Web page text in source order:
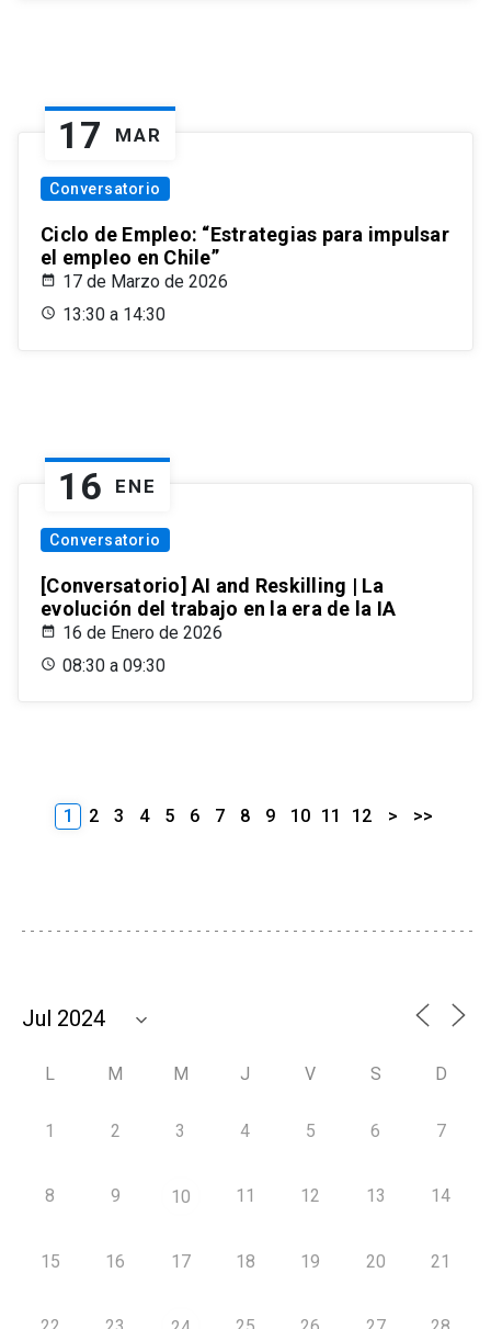
17 MAR
Conversatorio
Ciclo de Empleo: “Estrategias para impulsar
el empleo en Chile”
17 de Marzo de 2026
13:30 a 14:30
16 ENE
Conversatorio
[Conversatorio] AI and Reskilling | La
evolución del trabajo en la era de la IA
16 de Enero de 2026
08:30 a 09:30
1 2 3 4 5 6 7 8 9 10 11 12 > >>
L M M J V S D
1 2 3 4 5 6 7
8 9 10 11 12 13 14
15 16 17 18 19 20 21